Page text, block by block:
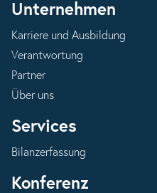
Unternehmen
Karriere und Ausbildung
Verantwortung
Partner
Über uns
Services
Bilanzerfassung
Konferenz